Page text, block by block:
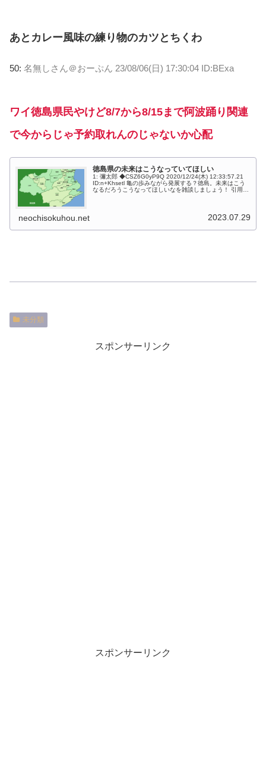
あとカレー風味の練り物のカツとちくわ
50: 名無しさん＠おーぷん 23/08/06(日) 17:30:04 ID:BExa
ワイ徳島県民やけど8/7から8/15まで阿波踊り関連
で今からじゃ予約取れんのじゃないか心配
徳島県の未来はこうなっていてほしい
1: 彌太郎 ◆CSZ6G0yP9Q 2020/12/24(木) 12:33:57.21
ID:n+Khsetl 亀の歩みながら発展する？徳島。未来はこう
なるだろうこうなってほしいなを雑談しましょう！ 引用
neochisokuhou.net 2023.07.29
未分類
スポンサーリンク
スポンサーリンク